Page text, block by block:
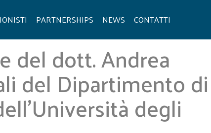
PARTNERSHIPS NEWS CONTATTI
del dott. Andrea
del Dipartimento di
degli